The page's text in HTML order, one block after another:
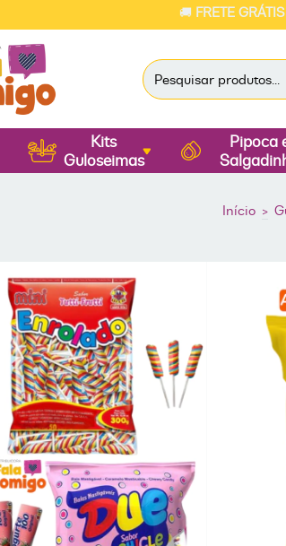
FRETE GRÁTIS|MG
Kits
Guloseimas
Pipoca
Início >